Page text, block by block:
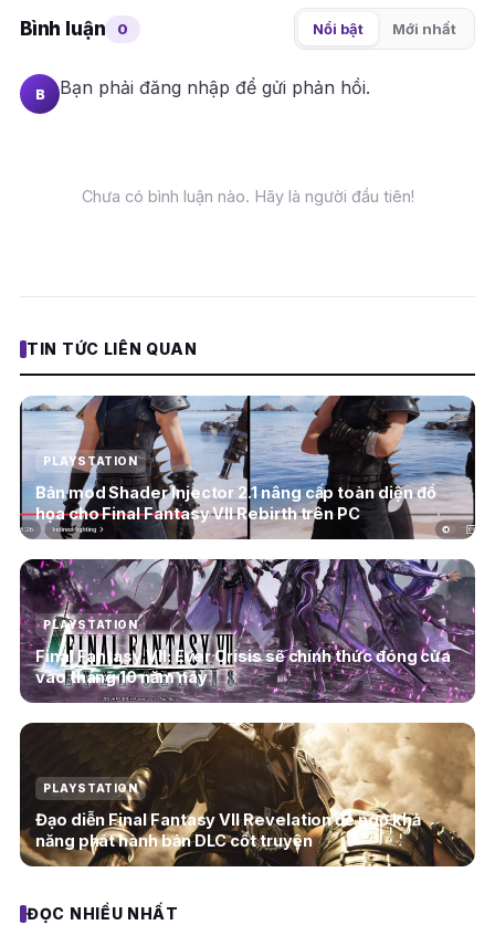
Bình luận 0 Nổi bật Mới nhất
B Bạn phải đăng nhập để gửi phản hồi.
Chưa có bình luận nào. Hãy là người đầu tiên!
TIN TỨC LIÊN QUAN
PLAYSTATION
Bản mod Shader Injector 2.1 nâng cấp toàn diện đồ
họa cho Final Fantasy VII Rebirth trên PC
PLAYSTATION
Final Fantasy VII: Ever Crisis sẽ chính thức đóng cửa
vào tháng 10 năm nay
PLAYSTATION
Đạo diễn Final Fantasy VII Revelation để ngỏ khả
năng phát hành bản DLC cốt truyện
ĐỌC NHIỀU NHẤT